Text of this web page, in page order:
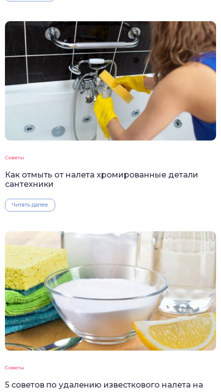
Советы
Как отмыть от налета хромированные детали
сантехники
Читать далее
Советы
5 советов по удалению известкового налета на